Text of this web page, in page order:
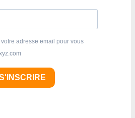
adresse email pour vous